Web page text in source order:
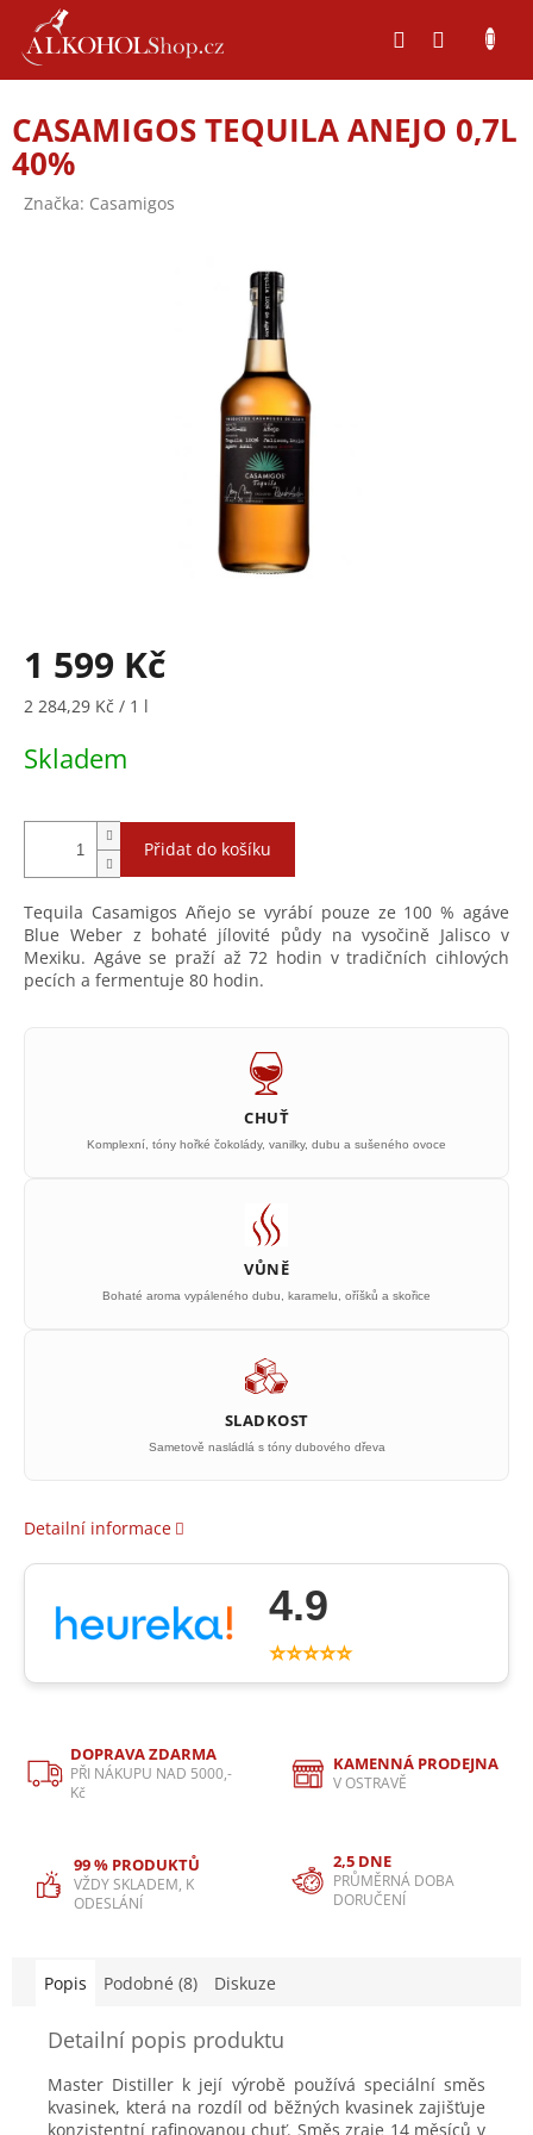
obsah
CASAMIGOS TEQUILA ANEJO 0,7L
40%
Značka: Casamigos
1 599 Kč
Měrná
2 284,29 Kč / 1 l
Skladem
Přidat do košíku
Tequila Casamigos Añejo se vyrábí pouze ze 100 % agáve
Blue Weber z bohaté jílovité půdy na vysočině Jalisco v
Mexiku. Agáve se praží až 72 hodin v tradičních cihlových
pecích a fermentuje 80 hodin.
CHUŤ
Komplexní, tóny hořké čokolády, vanilky, dubu a sušeného ovoce
VŮNĚ
Bohaté aroma vypáleného dubu, karamelu, oříšků a skořice
SLADKOST
Sametově nasládlá s tóny dubového dřeva
Detailní informace
4.9
⭐⭐⭐⭐⭐
DOPRAVA ZDARMA
PŘI NÁKUPU NAD 5000,-
Kč
KAMENNÁ PRODEJNA
V OSTRAVĚ
99 % PRODUKTŮ
VŽDY SKLADEM, K
ODESLÁNÍ
2,5 DNE
PRŮMĚRNÁ DOBA
DORUČENÍ
Popis Podobné (8) Diskuze
Detailní popis produktu
Master Distiller k její výrobě používá speciální směs
kvasinek, která na rozdíl od běžných kvasinek zajišťuje
konzistentní rafinovanou chuť. Směs zraje 14 měsíců v